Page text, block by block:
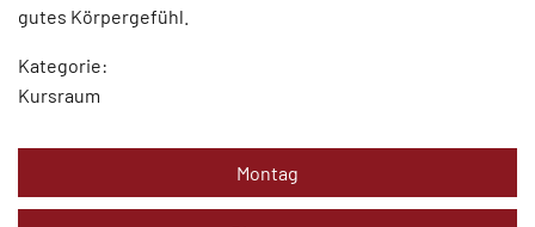
gutes Körpergefühl.
Kategorie:
Kursraum
Montag